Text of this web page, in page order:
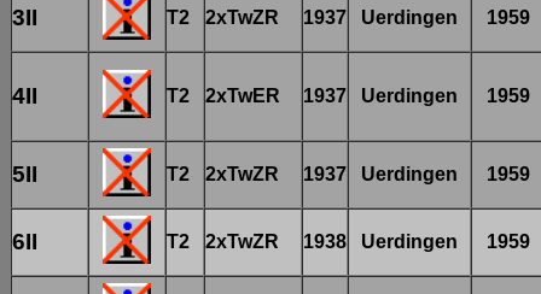
3II T2 2xTwZR 1937 Uerdingen 1959
4II T2 2xTwER 1937 Uerdingen 1959
5II T2 2xTwZR 1937 Uerdingen 1959
6II T2 2xTwZR 1938 Uerdingen 1959